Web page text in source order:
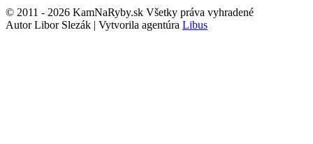
© 2011 - 2026 KamNaRyby.sk Všetky práva vyhradené
Autor Libor Slezák | Vytvorila agentúra Libus